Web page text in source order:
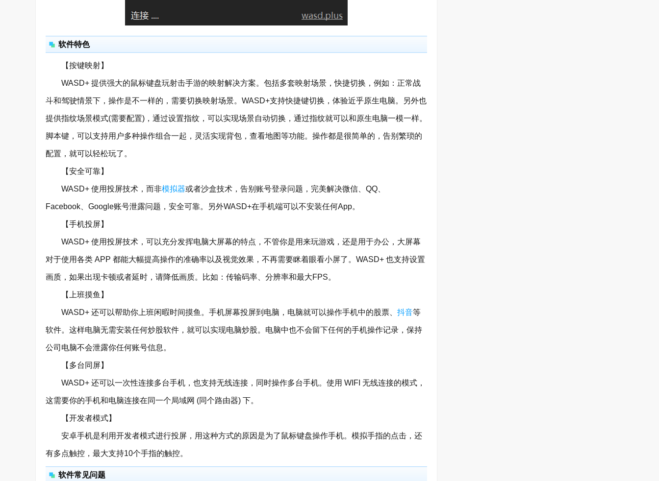
软件特色
【按键映射】
WASD+ 提供强大的鼠标键盘玩射击手游的映射解决方案。包括多套映射场景，快捷切换，例如：正常战
斗和驾驶情景下，操作是不一样的，需要切换映射场景。WASD+支持快捷键切换，体验近乎原生电脑。另外也
提供指纹场景模式(需要配置)，通过设置指纹，可以实现场景自动切换，通过指纹就可以和原生电脑一模一样。
脚本键，可以支持用户多种操作组合一起，灵活实现背包，查看地图等功能。操作都是很简单的，告别繁琐的
配置，就可以轻松玩了。
【安全可靠】
WASD+ 使用投屏技术，而非模拟器或者沙盒技术，告别账号登录问题，完美解决微信、QQ、
Facebook、Google账号泄露问题，安全可靠。另外WASD+在手机端可以不安装任何App。
【手机投屏】
WASD+ 使用投屏技术，可以充分发挥电脑大屏幕的特点，不管你是用来玩游戏，还是用于办公，大屏幕
对于使用各类 APP 都能大幅提高操作的准确率以及视觉效果，不再需要眯着眼看小屏了。WASD+ 也支持设置
画质，如果出现卡顿或者延时，请降低画质。比如：传输码率、分辨率和最大FPS。
【上班摸鱼】
WASD+ 还可以帮助你上班闲暇时间摸鱼。手机屏幕投屏到电脑，电脑就可以操作手机中的股票、 抖音等
软件。这样电脑无需安装任何炒股软件，就可以实现电脑炒股。电脑中也不会留下任何的手机操作记录，保持
公司电脑不会泄露你任何账号信息。
【多台同屏】
WASD+ 还可以一次性连接多台手机，也支持无线连接，同时操作多台手机。使用 WIFI 无线连接的模式，
这需要你的手机和电脑连接在同一个局域网 (同个路由器) 下。
【开发者模式】
安卓手机是利用开发者模式进行投屏，用这种方式的原因是为了鼠标键盘操作手机。模拟手指的点击，还
有多点触控，最大支持10个手指的触控。
软件常见问题